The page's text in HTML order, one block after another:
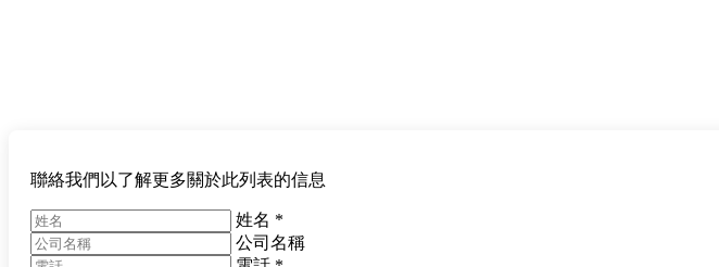
聯絡我們以了解更多關於此列表的信息
姓名 *
公司名稱